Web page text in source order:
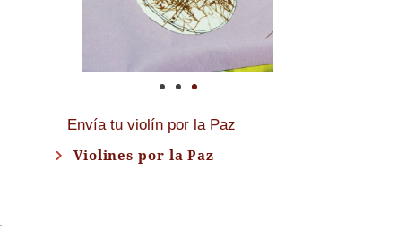
Envía tu violín por la Paz
Violines por la Paz